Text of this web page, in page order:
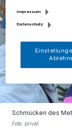
Schmücken des
Foto: privat
Impressum
Datenschutz